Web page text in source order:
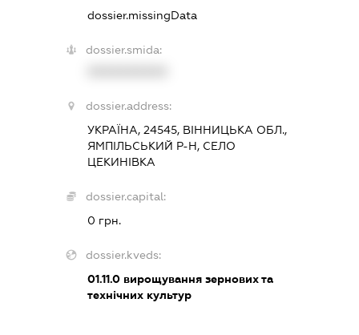
dossier.missingData
dossier.smida:
dossier.address:
УКРАЇНА, 24545, ВІННИЦЬКА ОБЛ.,
ЯМПІЛЬСЬКИЙ Р-Н, СЕЛО
ЦЕКИНІВКА
dossier.capital:
0 грн.
dossier.kveds:
01.11.0 вирощування зернових та
технічних культур